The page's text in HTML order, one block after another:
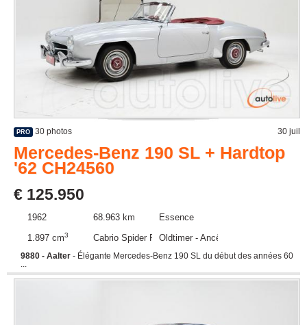
PRO 30 photos 30 juil
Mercedes-Benz 190 SL + Hardtop
'62 CH24560
€ 125.950
1962 68.963 km
Essence
1.897 cm3 Cabrio Spider RoadsterOldtimer - Ancêtre
9880 - Aalter - Élégante Mercedes-Benz 190 SL du début des années 60